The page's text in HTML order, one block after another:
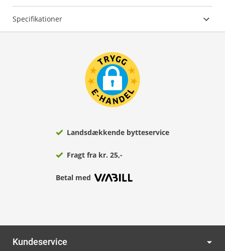
Specifikationer
Landsdækkende bytteservice
Fragt fra kr. 25,-
Betal med
Kundeservice